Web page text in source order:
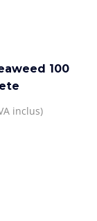
100
inclus)